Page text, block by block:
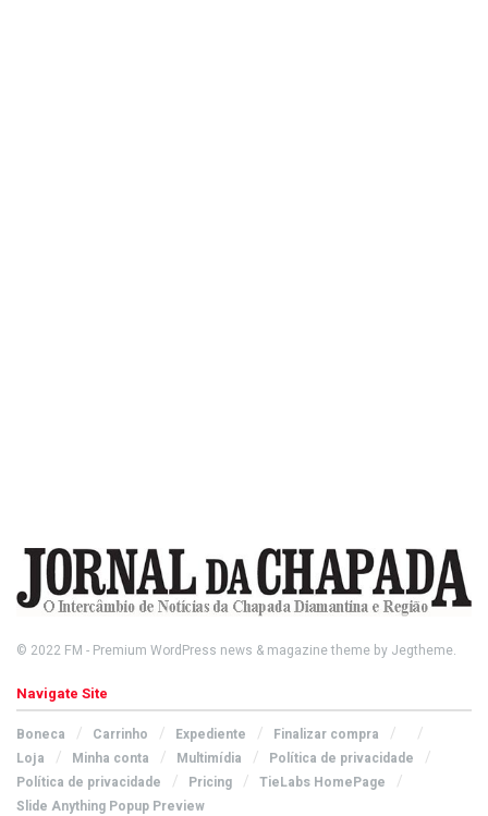
© 2022 FM - Premium WordPress news & magazine theme by Jegtheme.
Navigate Site
Boneca Carrinho Expediente
Finalizar compra
Loja
Minha conta Multimídia
Política de privacidade
Política de privacidade
Pricing
TieLabs HomePage
Slide Anything Popup Preview